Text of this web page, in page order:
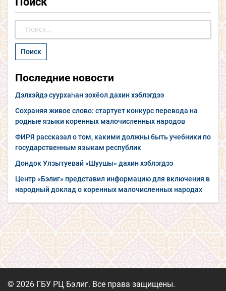
Последние новости
Дэлхэйдэ суурхаһан зохёол дахин хэблэгдээ
Сохраняя живое слово: стартует конкурс перевода на
родные языки коренных малочисленных народов
ФИРЯ рассказал о том, какими должны быть учебники по
государственным языкам республик
Дондок Улзытуевай «Шуушы» дахин хэблэгдээ
Центр «Бэлиг» представил информацию для включения в
народный доклад о коренных малочисленных народах
© 2026 ГБУ РЦ Бэлиг. Все права защищены.